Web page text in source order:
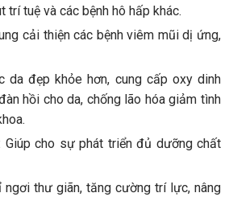
tuệ và các bệnh hô hấp khác.
cải thiện các bệnh viêm mũi dị ứng,
da đẹp khỏe hơn, cung cấp oxy dinh
hồi cho da, chống lão hóa giảm tình
Giúp cho sự phát triển đủ dưỡng chất
ngơi thư giãn, tăng cường trí lực, nâng